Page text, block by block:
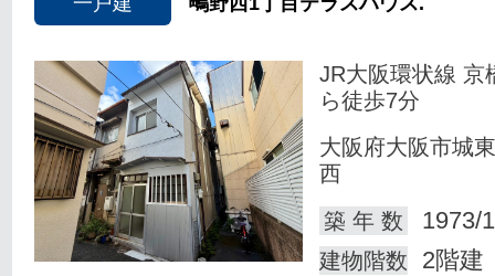
JR大阪環状線 京
ら徒歩7分
大阪府大阪市城
西
築 年 数
1973/
建物階数 2階建